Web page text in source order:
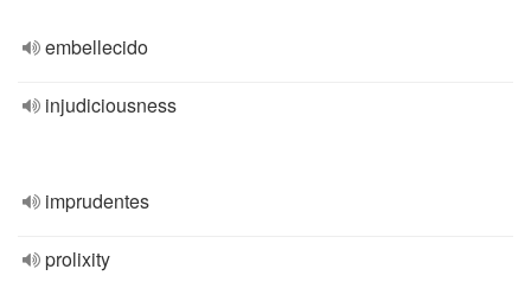
embellecido
injudiciousness
imprudentes
prolixity